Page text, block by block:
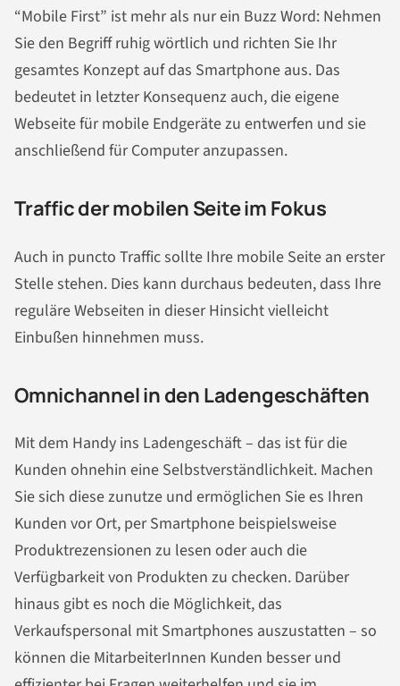
“Mobile First” ist mehr als nur ein Buzz Word: Nehmen
Sie den Begriff ruhig wörtlich und richten Sie Ihr
gesamtes Konzept auf das Smartphone aus. Das
bedeutet in letzter Konsequenz auch, die eigene
Webseite für mobile Endgeräte zu entwerfen und sie
anschließend für Computer anzupassen.
Traffic der mobilen Seite im Fokus
Auch in puncto Traffic sollte Ihre mobile Seite an erster
Stelle stehen. Dies kann durchaus bedeuten, dass Ihre
reguläre Webseiten in dieser Hinsicht vielleicht
Einbußen hinnehmen muss.
Omnichannel in den Ladengeschäften
Mit dem Handy ins Ladengeschäft – das ist für die
Kunden ohnehin eine Selbstverständlichkeit. Machen
Sie sich diese zunutze und ermöglichen Sie es Ihren
Kunden vor Ort, per Smartphone beispielsweise
Produktrezensionen zu lesen oder auch die
Verfügbarkeit von Produkten zu checken. Darüber
hinaus gibt es noch die Möglichkeit, das
Verkaufspersonal mit Smartphones auszustatten – so
können die MitarbeiterInnen Kunden besser und